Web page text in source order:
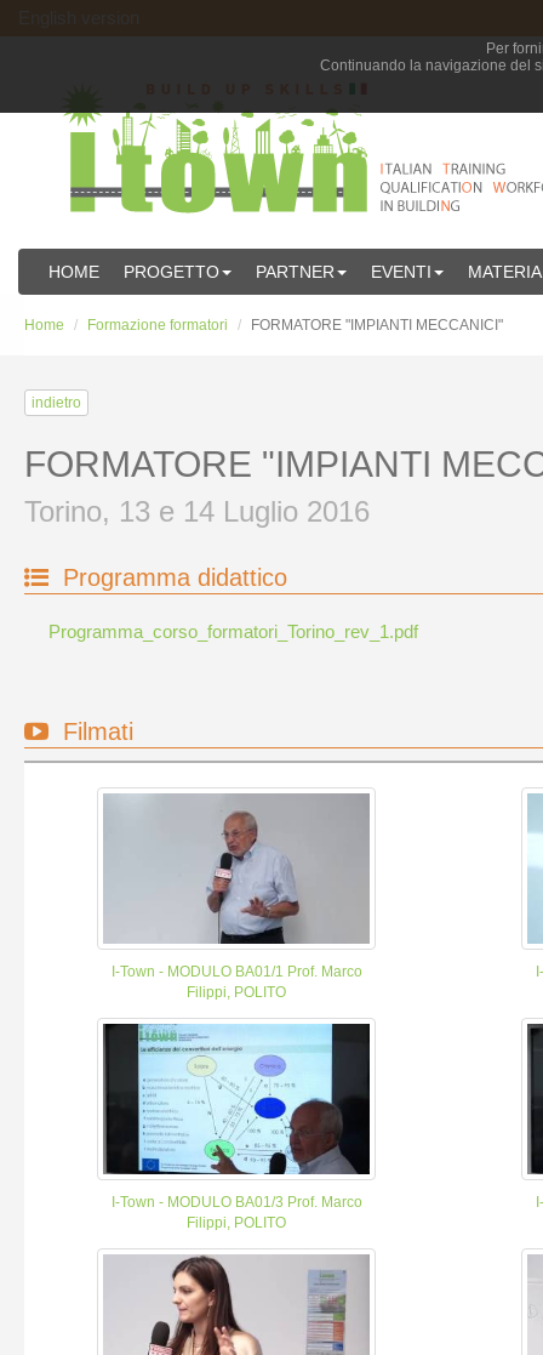
HOME PROGETTO PARTNER EVENTI
Home Formazione formatori FORMATORE "IMPIANTI MECCANICI"
indietro
FORMATORE "IMPIANTI
Torino, 13 e 14 Luglio 2016
Programma didattico
Programma_corso_formatori_Torino_rev_1.pdf
Filmati
I-Town - MODULO BA01/1 Prof. Marco
Filippi, POLITO
I-Town - MODULO BA01/3 Prof. Marco
Filippi, POLITO
Per
Continuando la navigazione del